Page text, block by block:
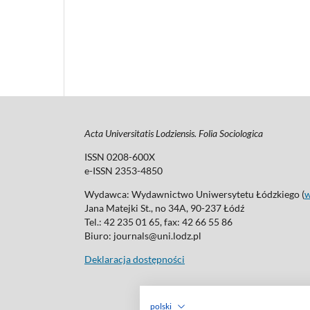
polski
Acta Universitatis Lodziensis. Folia Sociologica
ISSN 0208-600X
e-ISSN 2353-4850
Wydawca: Wydawnictwo Uniwersytetu Łódzkiego (
Jana Matejki St., no 34A, 90-237 Łódź
Tel.: 42 235 01 65, fax: 42 66 55 86
Biuro: journals@uni.lodz.pl
Deklaracja dostępności